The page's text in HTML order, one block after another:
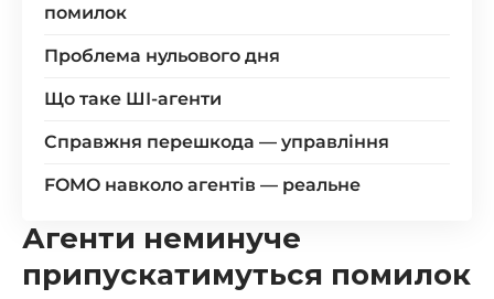
помилок
Проблема нульового дня
Що таке ШІ-агенти
Справжня перешкода — управління
FOMO навколо агентів — реальне
Агенти неминуче
припускатимуться помилок